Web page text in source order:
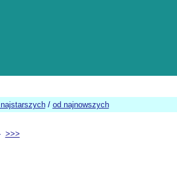
/ od najnowszych
>>>